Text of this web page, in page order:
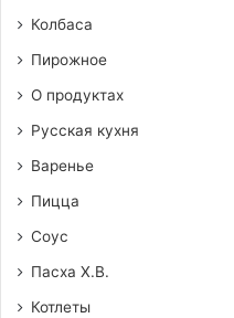
Колбаса
Пирожное
О продуктах
Русская кухня
Варенье
Пицца
Соус
Пасха Х.В.
Котлеты